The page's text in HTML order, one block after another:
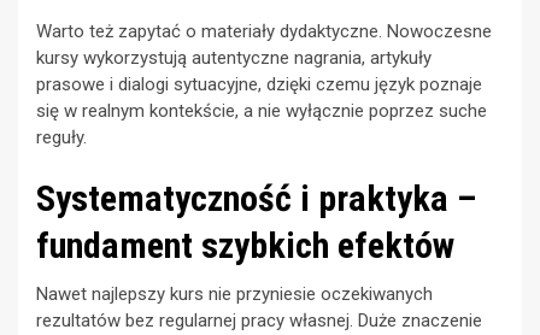
Warto też zapytać o materiały dydaktyczne. Nowoczesne
kursy wykorzystują autentyczne nagrania, artykuły
prasowe i dialogi sytuacyjne, dzięki czemu język poznaje
się w realnym kontekście, a nie wyłącznie poprzez suche
reguły.
Systematyczność i praktyka –
fundament szybkich efektów
Nawet najlepszy kurs nie przyniesie oczekiwanych
rezultatów bez regularnej pracy własnej. Duże znaczenie